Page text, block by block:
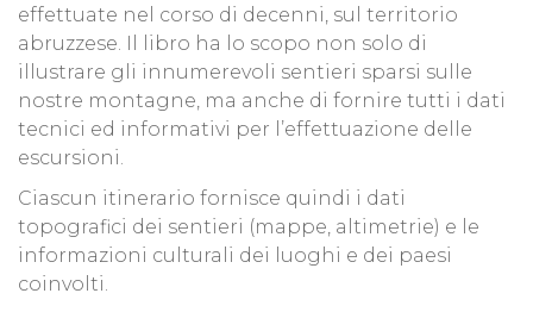
effettuate nel corso di decenni, sul territorio
abruzzese. Il libro ha lo scopo non solo di
illustrare gli innumerevoli sentieri sparsi sulle
nostre montagne, ma anche di fornire tutti i dati
tecnici ed informativi per l’effettuazione delle
escursioni.
Ciascun itinerario fornisce quindi i dati
topografici dei sentieri (mappe, altimetrie) e le
informazioni culturali dei luoghi e dei paesi
coinvolti.